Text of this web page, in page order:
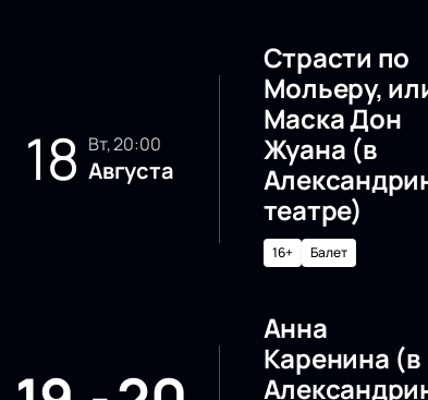
18 вт, 20:00
Августа
Страсти по
Мольеру,
Маска Дон
Жуана (в
театре)
16+ Балет
Анна
Каренина (в